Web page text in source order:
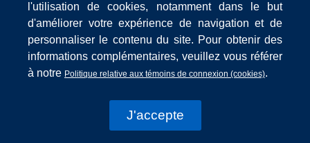
Pour lire les règlements du concours: Cliquez ici
Pour consulter la liste des gagnants:Cliquez ici
l'utilisation de cookies, notamment dans le but
d'améliorer votre expérience de navigation et de
personnaliser le contenu du site. Pour obtenir des
informations complémentaires, veuillez vous référer
à notre Politique relative aux témoins de connexion (cookies).
J'accepte